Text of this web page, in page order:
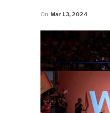
On Mar 13, 2024